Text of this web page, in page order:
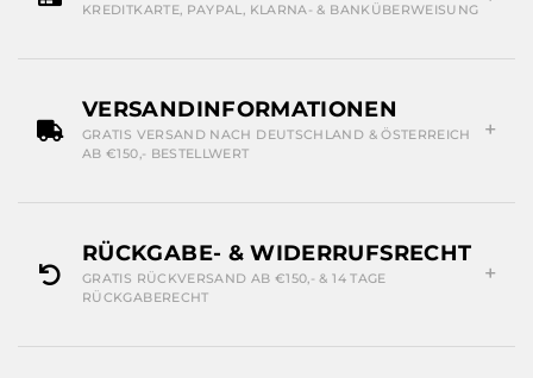
KREDITKARTE, PAYPAL, KLARNA- & BANKÜBERWEISUNG
VERSANDINFORMATIONEN
GRATIS VERSAND NACH DEUTSCHLAND & ÖSTERREICH
AB €150,- BESTELLWERT
RÜCKGABE- & WIDERRUFSRECHT
GRATIS RÜCKVERSAND AB €150,- & 14 TAGE
RÜCKGABERECHT